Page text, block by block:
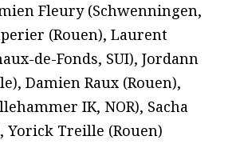
Fleury (Schwenningen,
(Rouen), Laurent
de-Fonds, SUI), Jordann
Damien Raux (Rouen),
IK, NOR), Sacha
Yorick Treille (Rouen)